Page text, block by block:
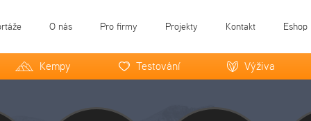
O nás Pro firmy Projekty Kontakt Eshop
Kempy Testování Výživa